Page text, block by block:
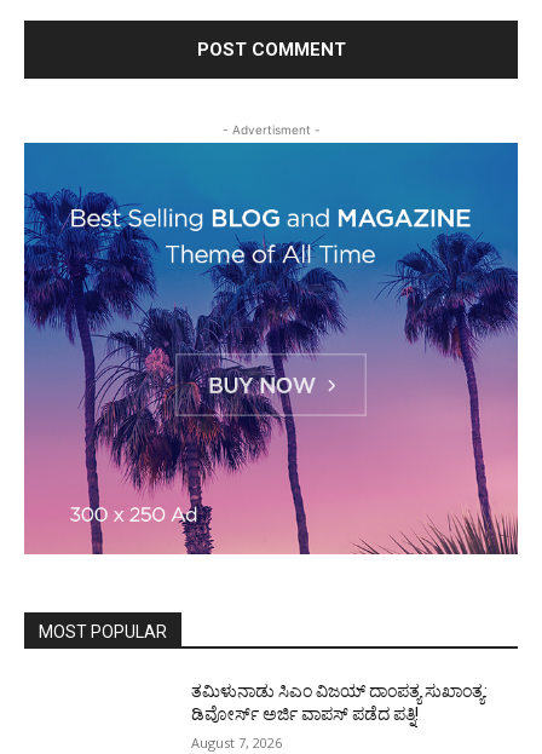
- Advertisment -
MOST POPULAR
ತಮಿಳುನಾಡು ಸಿಎಂ ವಿಜಯ್‌ ದಾಂಪತ್ಯ ಸುಖಾಂತ್ಯ:
ಡಿವೋರ್ಸ್‌ ಅರ್ಜಿ ವಾಪಸ್‌ ಪಡೆದ ಪತ್ನಿ!
August 7, 2026